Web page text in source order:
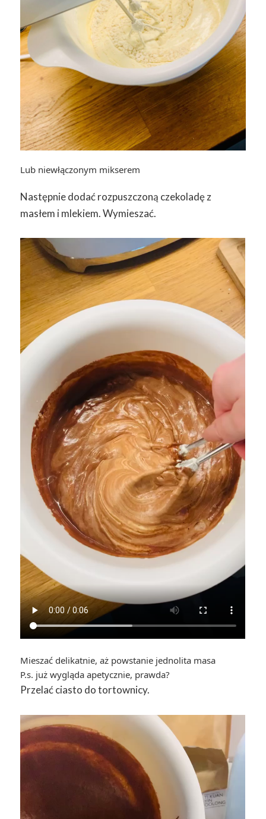
Lub niewłączonym mikserem
Następnie dodać rozpuszczoną czekoladę z
masłem i mlekiem. Wymieszać.
Mieszać delikatnie, aż powstanie jednolita masa
P.s. już wygląda apetycznie, prawda?
Przelać ciasto do tortownicy.